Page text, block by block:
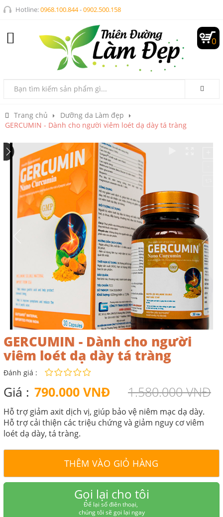
Hotline:0968.100.844-0902.500.158
0
Trang chủ
Dưỡng da Làm đẹp
GERCUMIN - Dành cho người viêm loét dạ dày tá tràng
GERCUMIN - Dành cho người
viêm loét dạ dày tá tràng
Đánh giá :
Giá : 790.000 VNĐ 1.580.000 VNĐ
Hỗ trợ giảm axit dịch vị, giúp bảo vệ niêm mạc dạ dày.
Hỗ trợ cải thiện các triệu chứng và giảm nguy cơ viêm
loét dạ dày, tá tràng.
THÊM VÀO GIỎ HÀNG
Gọi lại cho tôi
Để lại số điên thoại,
chúng tôi sẽ gọi lại ngay